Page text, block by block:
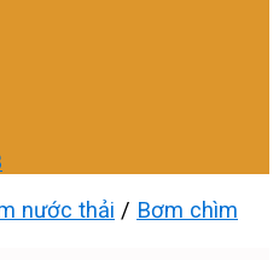
nước thải / Bơm chìm